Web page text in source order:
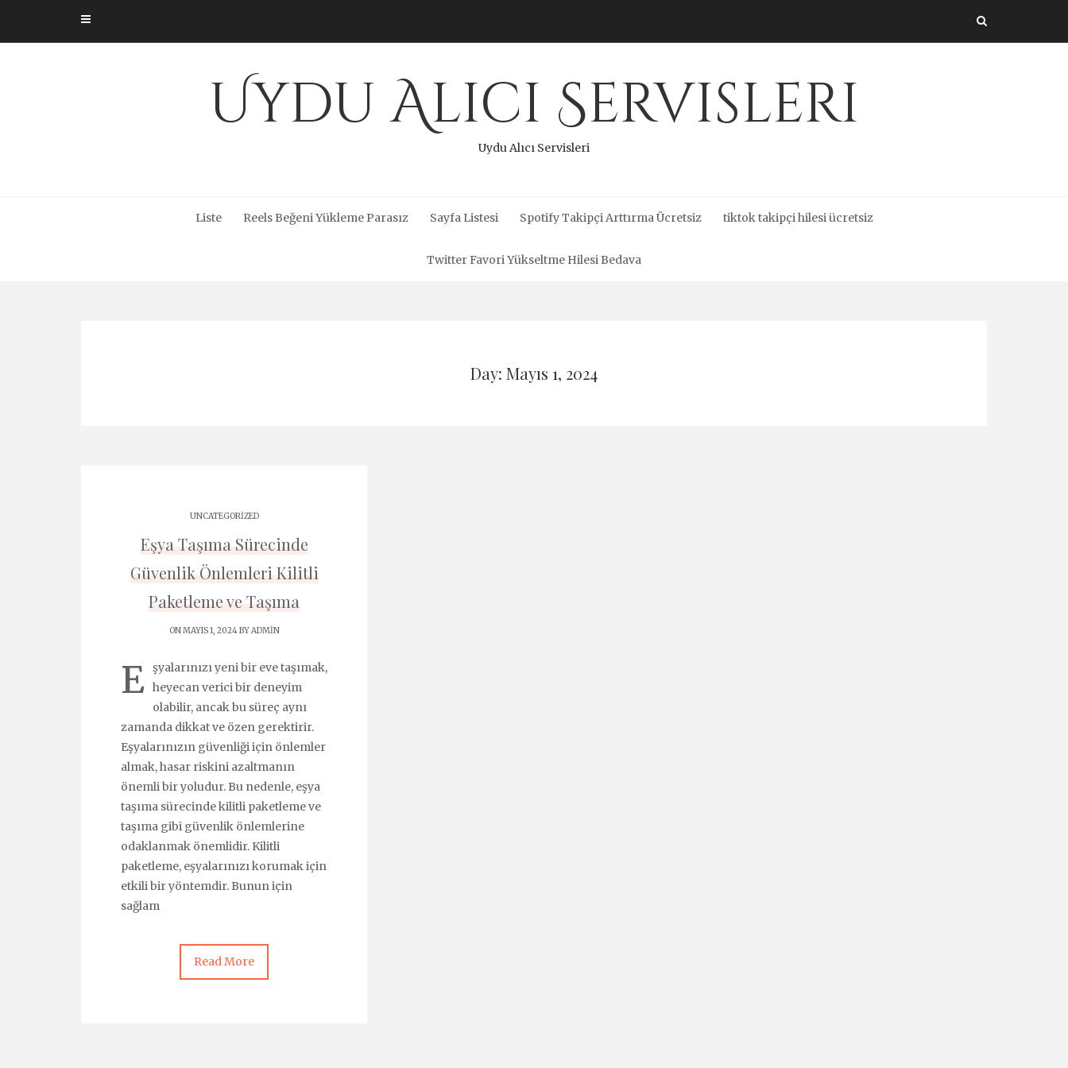
content
Uydu Alıcı Servisleri
Uydu Alıcı Servisleri
Liste Reels Beğeni Yükleme Parasız Sayfa Listesi Spotify Takipçi Arttırma Ücretsiz tiktok takipçi hilesi ücretsiz
Twitter Favori Yükseltme Hilesi Bedava
Day: Mayıs 1, 2024
UNCATEGORIZED
Eşya Taşıma Sürecinde
Güvenlik Önlemleri Kilitli
Paketleme ve Taşıma
ON MAYIS 1, 2024 BYADMIN
E şyalarınızı yeni bir eve taşımak,
heyecan verici bir deneyim
olabilir, ancak bu süreç aynı
zamanda dikkat ve özen gerektirir.
Eşyalarınızın güvenliği için önlemler
almak, hasar riskini azaltmanın
önemli bir yoludur. Bu nedenle, eşya
taşıma sürecinde kilitli paketleme ve
taşıma gibi güvenlik önlemlerine
odaklanmak önemlidir. Kilitli
paketleme, eşyalarınızı korumak için
etkili bir yöntemdir. Bunun için
sağlam
Read More